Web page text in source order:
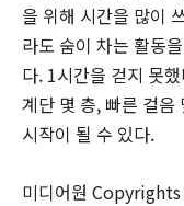
을 위해 시간을 많이
라도 숨이 차는 활동
다. 1시간을 걷지 못
계단 몇 층, 빠른 걸음
시작이 될 수 있다.
미디어원